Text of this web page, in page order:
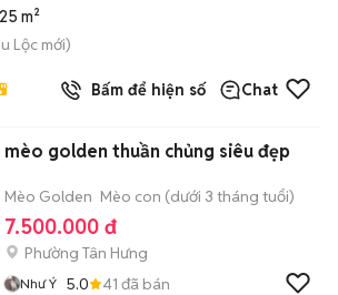
25 m²
Lộc mới)
Bấm để hiện số Chat
mèo golden thuần chủng siêu đẹp
Mèo Golden Mèo con (dưới 3 tháng tuổi)
7.500.000 đ
Phường Tân Hưng
Như Ý 5.0 41 đã bán